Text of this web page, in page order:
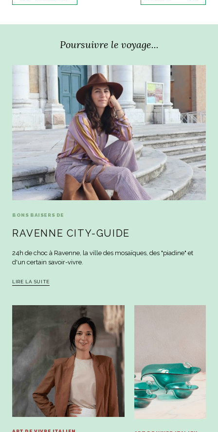
Poursuivre le voyage...
BONS BAISERS DE
RAVENNE CITY-GUIDE
24h de choc à Ravenne, la ville des mosaïques, des "piadine" et
d'un certain savoir-vivre.
LIRE LA SUITE